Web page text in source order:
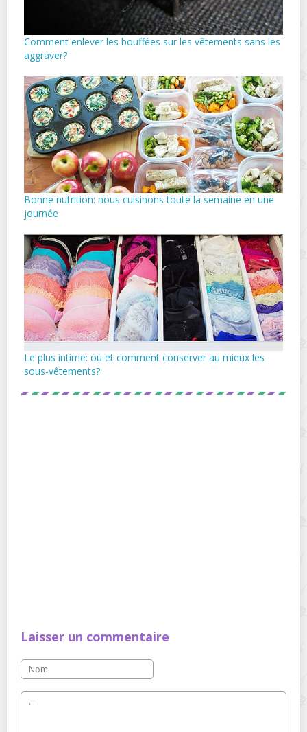
Comment enlever les bouffées sur les vêtements sans les
aggraver?
Bonne nutrition: nous cuisinons toute la semaine en une
journée
Le plus intime: où et comment conserver au mieux les
sous-vêtements?
Laisser un commentaire